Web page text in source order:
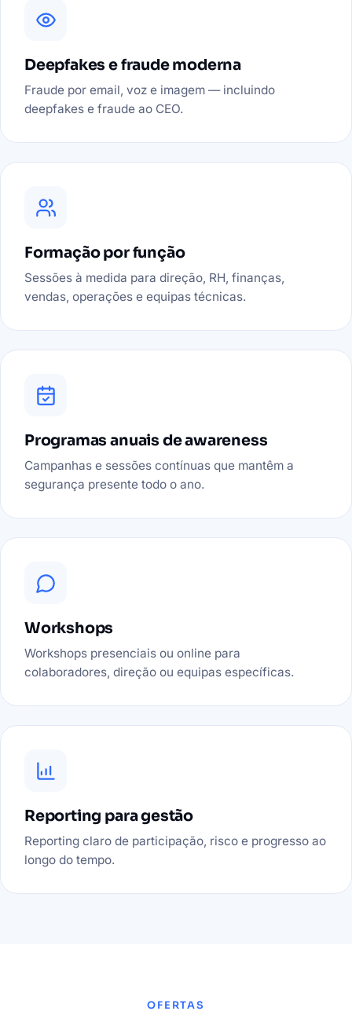
Deepfakes e fraude moderna
Fraude por email, voz e imagem — incluindo
deepfakes e fraude ao CEO.
Formação por função
Sessões à medida para direção, RH, finanças,
vendas, operações e equipas técnicas.
Programas anuais de awareness
Campanhas e sessões contínuas que mantêm a
segurança presente todo o ano.
Workshops
Workshops presenciais ou online para
colaboradores, direção ou equipas específicas.
Reporting para gestão
Reporting claro de participação, risco e progresso ao
longo do tempo.
OFERTAS